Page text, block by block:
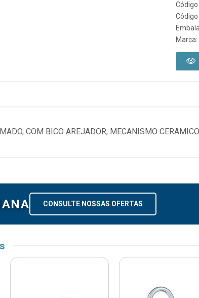
Marca:
COM BICO AREJADOR, MECANISMO
CONSULTE NOSSAS OFERTAS